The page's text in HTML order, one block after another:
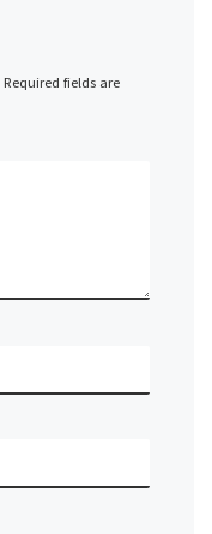
Required fields are